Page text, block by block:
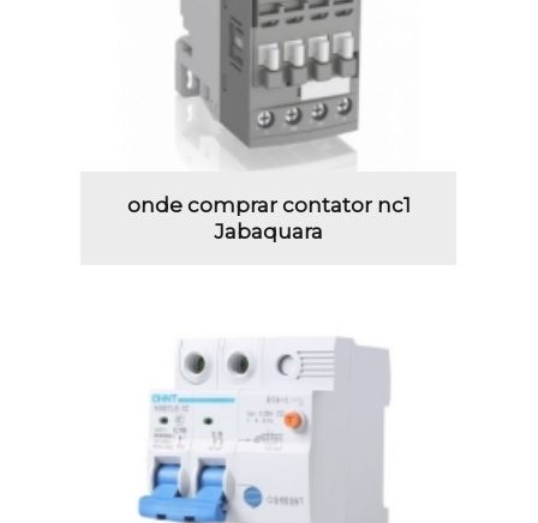
onde comprar contator nc1
Jabaquara